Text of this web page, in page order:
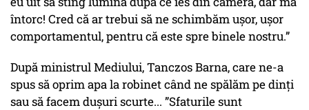
întorc! Cred că ar trebui să ne schimbăm uşor, uşor
comportamentul, pentru că este spre binele nostru.”
După ministrul Mediului, Tanczos Barna, care ne-a
spus să oprim apa la robinet când ne spălăm pe dinți
sau să facem dușuri scurte... ”Sfaturile sunt